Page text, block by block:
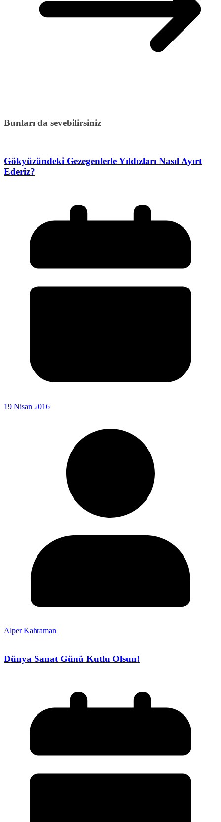
Bunları da sevebilirsiniz
Gökyüzündeki Gezegenlerle Yıldızları Nasıl Ayırt
Ederiz?
19 Nisan 2016
Alper Kahraman
Dünya Sanat Günü Kutlu Olsun!